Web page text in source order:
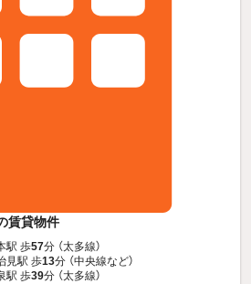
賃貸物件
駅 歩57分 （太多線）
見駅 歩13分 （中央線など）
駅 歩39分 （太多線）